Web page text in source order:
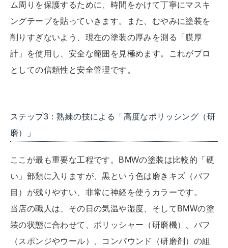
ム周りを保護するために、時間をかけて丁寧にマスキ
ングテープを貼っていきます。また、むやみに塗装を
削りすぎないよう、現在の塗装の厚みを測る「膜厚
計」を使用し、安全な範囲を見極めます。これがプロ
としての信頼性と安全管理です。
ステップ3：熟練の技による「高度なポリッシング（研
磨）」
ここが最も重要な工程です。BMWの塗装は比較的「硬
い」部類に入りますが、黒という色は磨きキズ（バフ
目）が残りやすい、非常に神経を使うカラーです。
当店の職人は、その日の気温や湿度、そしてBMWの塗
装の状態に合わせて、ポリッシャー（研磨機）、バフ
（スポンジやウール）、コンパウンド（研磨剤）の組